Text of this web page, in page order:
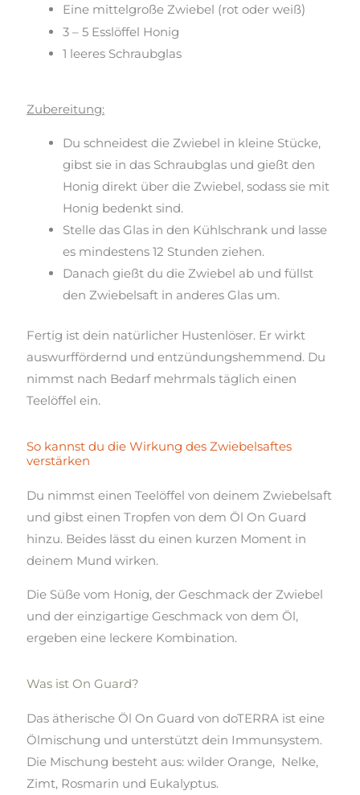
Eine mittelgroße Zwiebel (rot oder weiß)
3 – 5 Esslöffel Honig
1 leeres Schraubglas
Zubereitung:
Du schneidest die Zwiebel in kleine Stücke,
gibst sie in das Schraubglas und gießt den
Honig direkt über die Zwiebel, sodass sie mit
Honig bedenkt sind.
Stelle das Glas in den Kühlschrank und lasse
es mindestens 12 Stunden ziehen.
Danach gießt du die Zwiebel ab und füllst
den Zwiebelsaft in anderes Glas um.
Fertig ist dein natürlicher Hustenlöser. Er wirkt
auswurffördernd und entzündungshemmend. Du
nimmst nach Bedarf mehrmals täglich einen
Teelöffel ein.
So kannst du die Wirkung des Zwiebelsaftes
verstärken
Du nimmst einen Teelöffel von deinem Zwiebelsaft
und gibst einen Tropfen von dem Öl On Guard
hinzu. Beides lässt du einen kurzen Moment in
deinem Mund wirken.
Die Süße vom Honig, der Geschmack der Zwiebel
und der einzigartige Geschmack von dem Öl,
ergeben eine leckere Kombination.
Was ist On Guard?
Das ätherische Öl On Guard von doTERRA ist eine
Ölmischung und unterstützt dein Immunsystem.
Die Mischung besteht aus: wilder Orange, Nelke,
Zimt, Rosmarin und Eukalyptus.